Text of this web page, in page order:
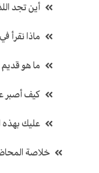
أين تجد
ماذا نقرأ
ما هو قديم
كيف أصبر
عليك بهذه
خلاصة